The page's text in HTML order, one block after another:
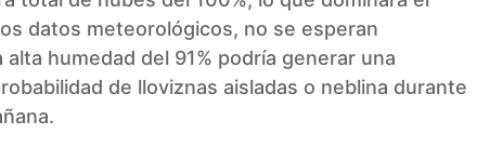
datos meteorológicos, no se esperan
humedad del 91% podría generar una
de lloviznas aisladas o neblina durante